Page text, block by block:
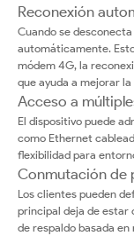
Reconexión
Cuando se
automáticamente.
módem 4G, la
que ayuda a mejorar
Acceso a
El dispositivo puede
como Ethernet
flexibilidad para
Conmutación de
Los clientes pueden
principal deja de estar
de respaldo basada